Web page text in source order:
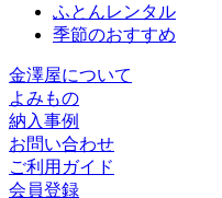
ふとんレンタル
季節のおすすめ
金澤屋について
よみもの
納入事例
お問い合わせ
ご利用ガイド
会員登録